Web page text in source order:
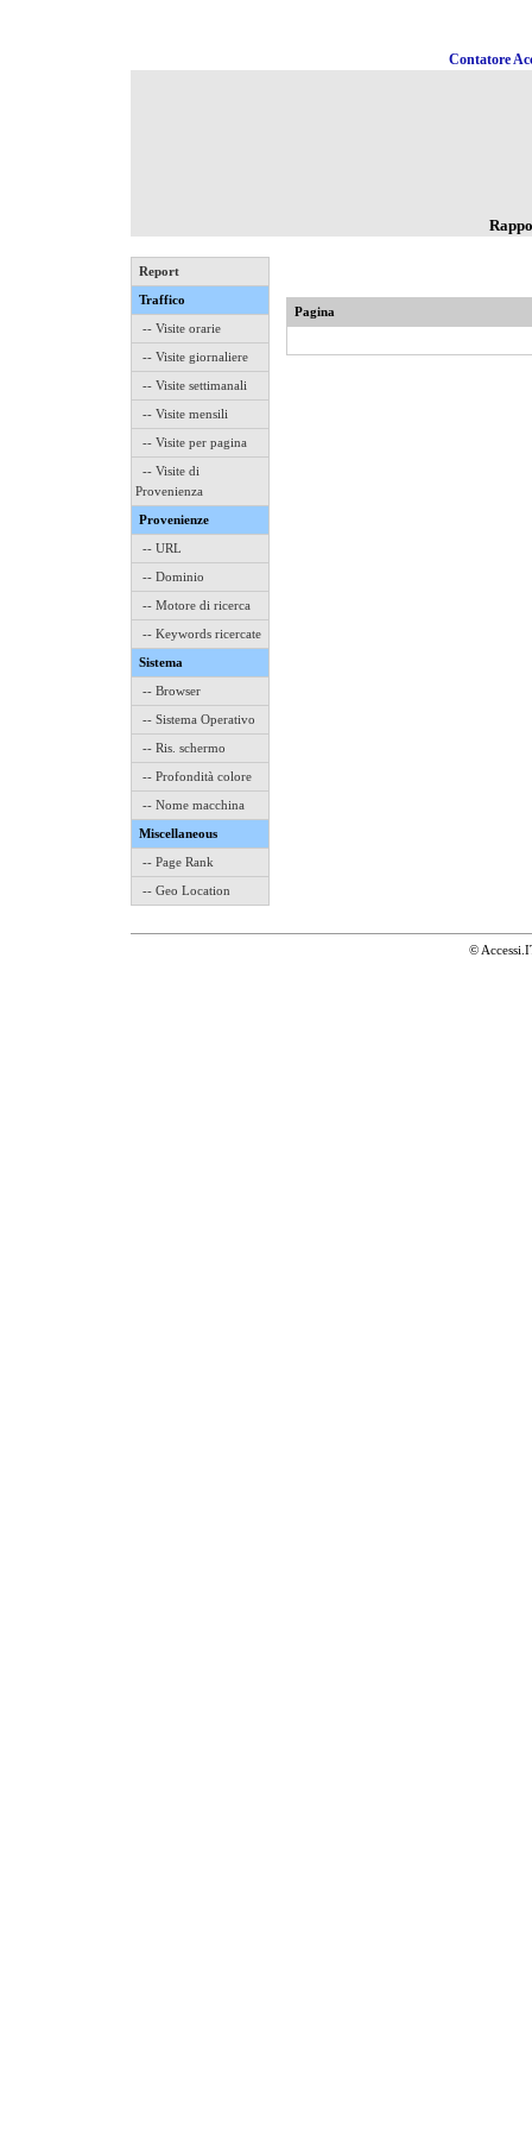
Contatore
Report
Traffico
-- Visite orarie
-- Visite giornaliere
-- Visite settimanali
-- Visite mensili
-- Visite per pagina
-- Visite di
Provenienza
Provenienze
-- URL
-- Dominio
-- Motore di ricerca
-- Keywords ricercate
Sistema
-- Browser
-- Sistema Operativo
-- Ris. schermo
-- Profondità colore
-- Nome macchina
Miscellaneous
-- Page Rank
-- Geo Location
Pagina
©